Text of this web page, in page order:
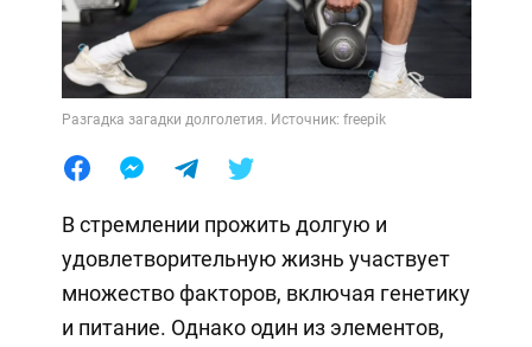
Разгадка загадки долголетия. Источник: freepik
В стремлении прожить долгую и
удовлетворительную жизнь участвует
множество факторов, включая генетику
и питание. Однако один из элементов,